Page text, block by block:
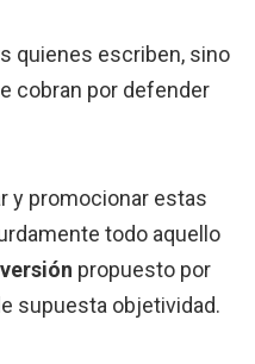
quienes escriben, sino
cobran por defender
y promocionar estas
todo aquello
propuesto por
supuesta objetividad.